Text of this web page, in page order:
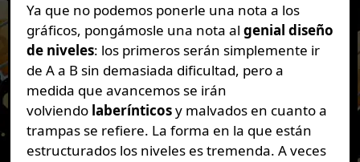
Ya que no podemos ponerle una nota a los
gráficos, pongámosle una nota al genial diseño
de niveles: los primeros serán simplemente ir
de A a B sin demasiada dificultad, pero a
medida que avancemos se irán
volviendo laberínticosy malvados en cuanto a
trampas se refiere. La forma en la que están
estructurados los niveles es tremenda. A veces